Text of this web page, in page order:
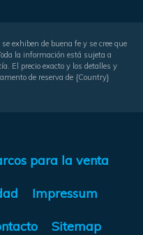
exhiben de buena fe y se cree que
la información está sujeta a
El precio exacto y los detalles y
de reserva de {Country}
para la venta
Impressum
Sitemap